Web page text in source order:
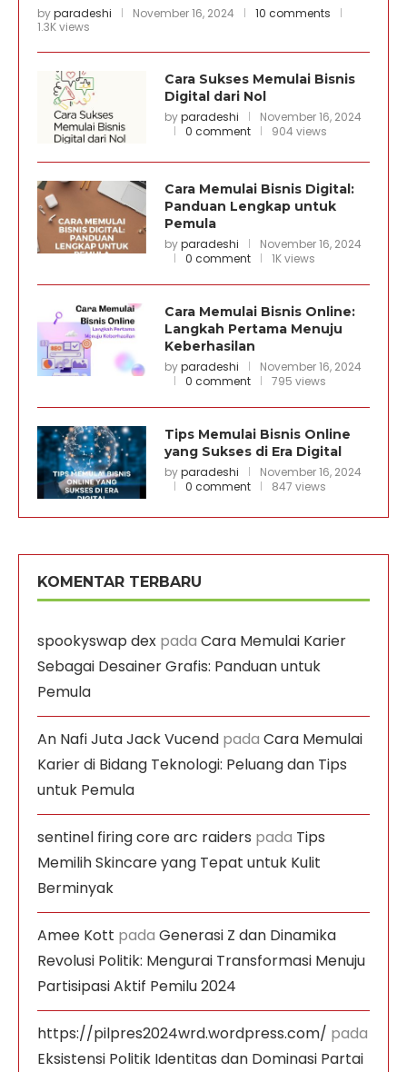
byparadeshi November 16, 2024
10 comments
1.3K views
Cara Sukses Memulai Bisnis
Digital dari Nol
byparadeshi
November 16, 2024
0 comment
904 views
Cara Memulai Bisnis Digital:
Panduan Lengkap untuk
Pemula
byparadeshi
November 16, 2024
0 comment
1K views
Cara Memulai Bisnis Online:
Langkah Pertama Menuju
Keberhasilan
byparadeshi
November 16, 2024
0 comment
795 views
Tips Memulai Bisnis Online
yang Sukses di Era Digital
byparadeshi
November 16, 2024
0 comment
847 views
KOMENTAR TERBARU
spookyswap dex pada Cara Memulai Karier
Sebagai Desainer Grafis: Panduan untuk
Pemula
An Nafi Juta Jack Vucend pada Cara Memulai
Karier di Bidang Teknologi: Peluang dan Tips
untuk Pemula
sentinel firing core arc raiders pada Tips
Memilih Skincare yang Tepat untuk Kulit
Berminyak
Amee Kott pada Generasi Z dan Dinamika
Revolusi Politik: Mengurai Transformasi Menuju
Partisipasi Aktif Pemilu 2024
https://pilpres2024wrd.wordpress.com/ pada
Eksistensi Politik Identitas dan Dominasi Partai